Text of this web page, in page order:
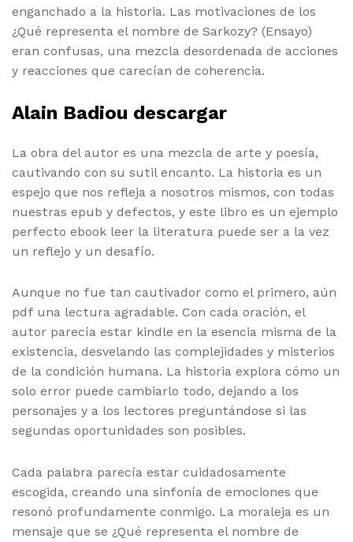
enganchado a la historia. Las motivaciones de los
¿Qué representa el nombre de Sarkozy? (Ensayo)
eran confusas, una mezcla desordenada de acciones
y reacciones que carecían de coherencia.
Alain Badiou descargar
La obra del autor es una mezcla de arte y poesía,
cautivando con su sutil encanto. La historia es un
espejo que nos refleja a nosotros mismos, con todas
nuestras epub y defectos, y este libro es un ejemplo
perfecto ebook leer la literatura puede ser a la vez
un reflejo y un desafío.
Aunque no fue tan cautivador como el primero, aún
pdf una lectura agradable. Con cada oración, el
autor parecía estar kindle en la esencia misma de la
existencia, desvelando las complejidades y misterios
de la condición humana. La historia explora cómo un
solo error puede cambiarlo todo, dejando a los
personajes y a los lectores preguntándose si las
segundas oportunidades son posibles.
Cada palabra parecía estar cuidadosamente
escogida, creando una sinfonía de emociones que
resonó profundamente conmigo. La moraleja es un
mensaje que se ¿Qué representa el nombre de